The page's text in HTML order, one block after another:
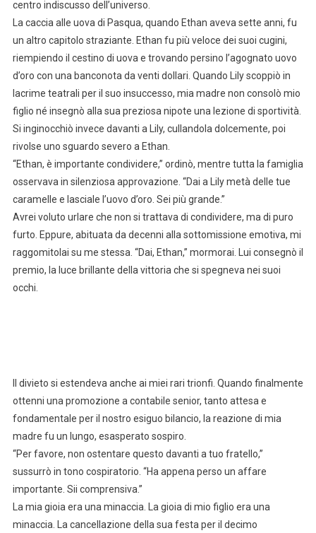
centro indiscusso dell’universo.
La caccia alle uova di Pasqua, quando Ethan aveva sette anni, fu
un altro capitolo straziante. Ethan fu più veloce dei suoi cugini,
riempiendo il cestino di uova e trovando persino l’agognato uovo
d’oro con una banconota da venti dollari. Quando Lily scoppiò in
lacrime teatrali per il suo insuccesso, mia madre non consolò mio
figlio né insegnò alla sua preziosa nipote una lezione di sportività.
Si inginocchiò invece davanti a Lily, cullandola dolcemente, poi
rivolse uno sguardo severo a Ethan.
“Ethan, è importante condividere,” ordinò, mentre tutta la famiglia
osservava in silenziosa approvazione. “Dai a Lily metà delle tue
caramelle e lasciale l’uovo d’oro. Sei più grande.”
Avrei voluto urlare che non si trattava di condividere, ma di puro
furto. Eppure, abituata da decenni alla sottomissione emotiva, mi
raggomitolai su me stessa. “Dai, Ethan,” mormorai. Lui consegnò il
premio, la luce brillante della vittoria che si spegneva nei suoi
occhi.
Il divieto si estendeva anche ai miei rari trionfi. Quando finalmente
ottenni una promozione a contabile senior, tanto attesa e
fondamentale per il nostro esiguo bilancio, la reazione di mia
madre fu un lungo, esasperato sospiro.
“Per favore, non ostentare questo davanti a tuo fratello,”
sussurrò in tono cospiratorio. “Ha appena perso un affare
importante. Sii comprensiva.”
La mia gioia era una minaccia. La gioia di mio figlio era una
minaccia. La cancellazione della sua festa per il decimo